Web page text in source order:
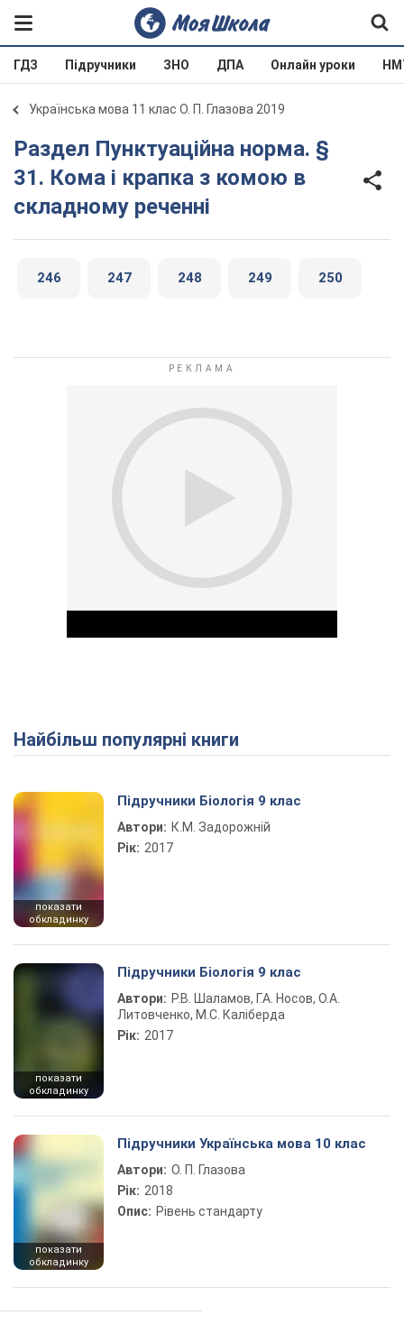
ГДЗ Підручники ЗНО ДПА Онлайн уроки
Українська мова 11 клас О. П. Глазова 2019
Раздел Пунктуаційна норма. §
31. Кома і крапка з комою в
складному реченні
246 247 248 249 250
Play Video
Найбільш популярні книги
показати
обкладинку
Підручники Біологія 9 клас
Автори: К.М. Задорожній
Рік: 2017
показати
обкладинку
Підручники Біологія 9 клас
Автори: Р.В. Шаламов, Г.А. Носов, О.А.
Литовченко, М.С. Каліберда
Рік: 2017
показати
обкладинку
Підручники Українська мова 10 клас
Автори: О. П. Глазова
Рік: 2018
Опис: Рівень стандарту